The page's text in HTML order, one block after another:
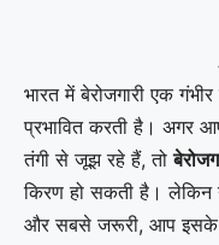
भारत में बेरोजगारी एक
प्रभावित करती है। अगर
तंगी से जूझ रहे हैं, तो
किरण हो सकती है। लेकिन
और सबसे जरूरी, आप इसके